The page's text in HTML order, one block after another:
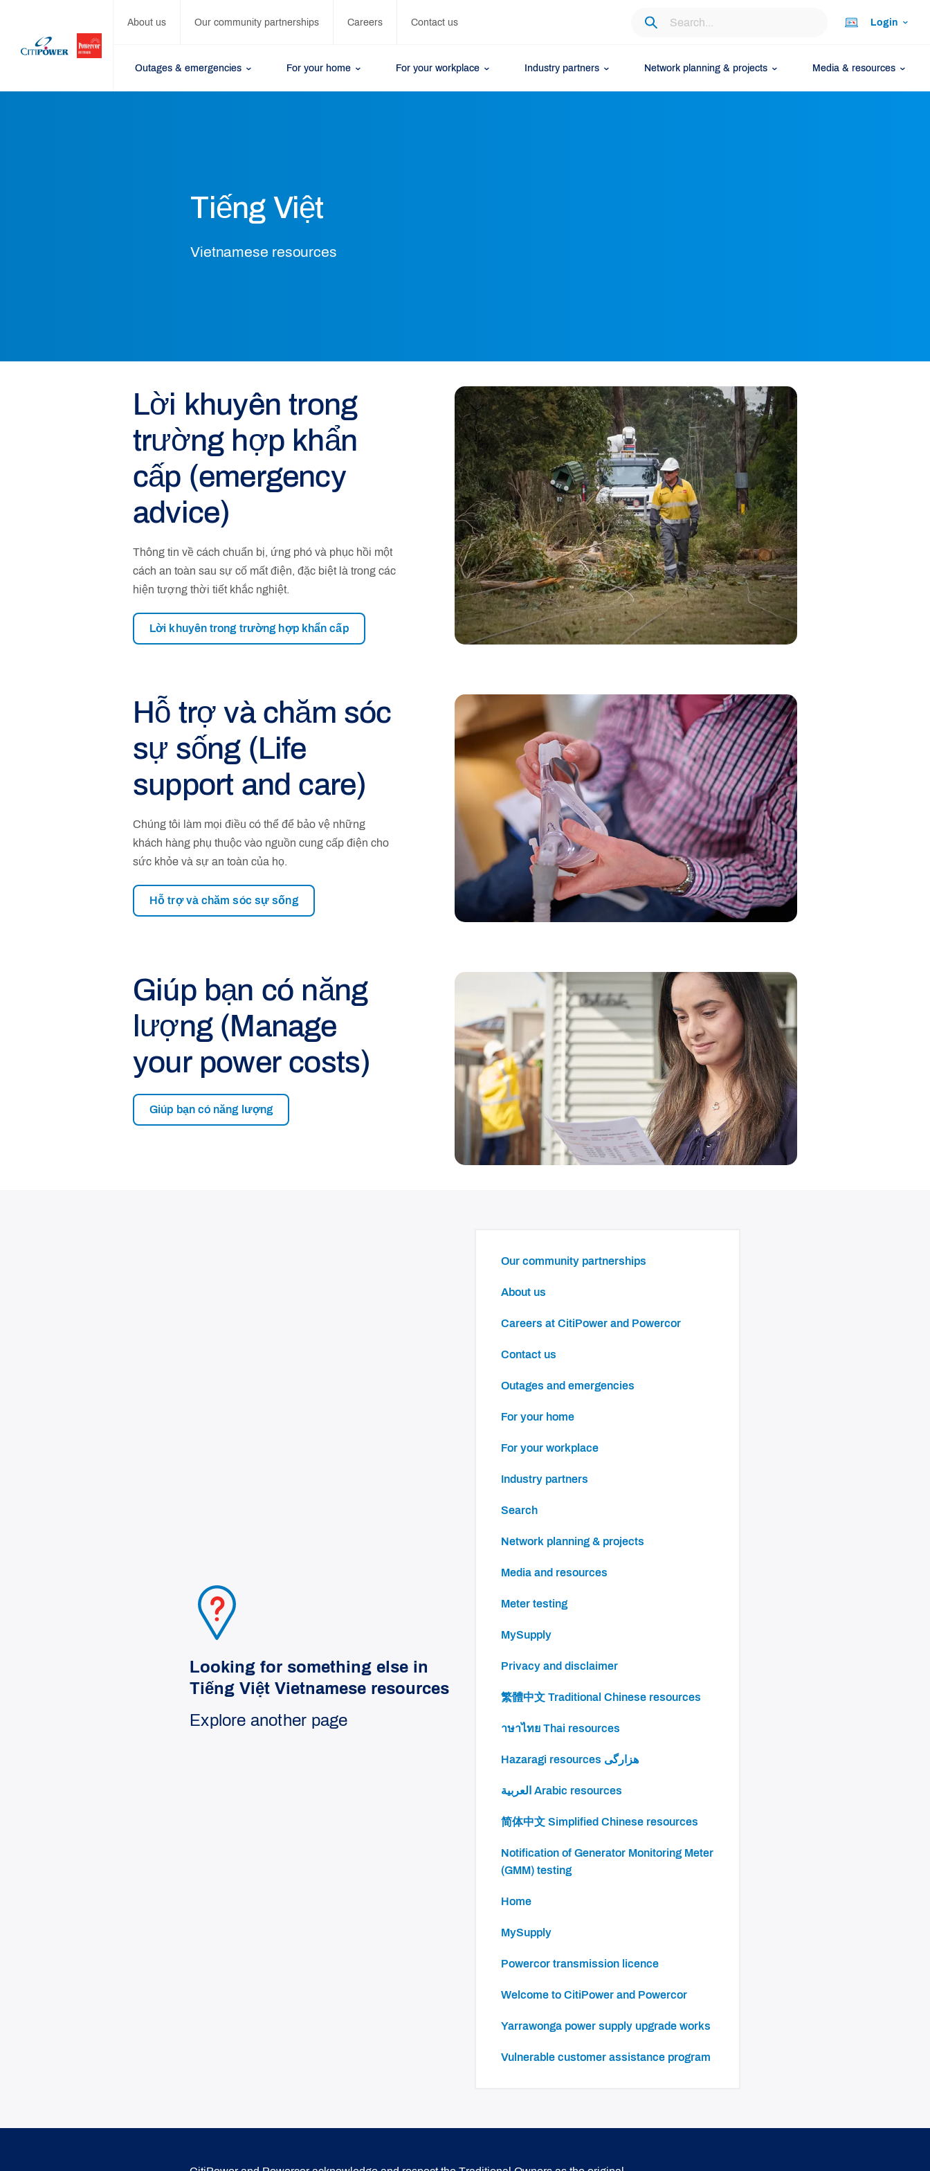
About us Our community partnerships Careers Contact us Login
Outages & emergencies For your home For your workplace Industry partners Network planning & projects Media & resources
Tiếng Việt
Vietnamese resources
Lời khuyên trong
trường hợp khẩn
cấp (emergency
advice)
Thông tin về cách chuẩn bị, ứng phó và phục hồi một
cách an toàn sau sự cố mất điện, đặc biệt là trong các
hiện tượng thời tiết khắc nghiệt.
Lời khuyên trong trường hợp khẩn cấp
Hỗ trợ và chăm sóc
sự sống (Life
support and care)
Chúng tôi làm mọi điều có thể để bảo vệ những
khách hàng phụ thuộc vào nguồn cung cấp điện cho
sức khỏe và sự an toàn của họ.
Hỗ trợ và chăm sóc sự sống
Giúp bạn có năng
lượng (Manage
your power costs)
Giúp bạn có năng lượng
Looking for something else in
Tiếng Việt Vietnamese resources
Explore another page
Our community partnerships
About us
Careers at CitiPower and Powercor
Contact us
Outages and emergencies
For your home
For your workplace
Industry partners
Search
Network planning & projects
Media and resources
Meter testing
mySupply
Privacy and disclaimer
繁體中文 Traditional Chinese resources
าษาไทย Thai resources
Hazaragi resources هزارگی
العربية Arabic resources
简体中文 Simplified Chinese resources
Notification of Generator Monitoring Meter
(GMM) testing
Home
mySupply
Powercor transmission licence
Welcome to CitiPower and Powercor
Yarrawonga power supply upgrade works
Vulnerable customer assistance program